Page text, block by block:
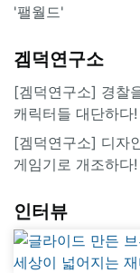
'팰월드'
겜덕연구소
[겜덕연구소] 경찰
캐릭터들 대단하다!
[겜덕연구소] 디자
게임기로 개조하다!
인터뷰